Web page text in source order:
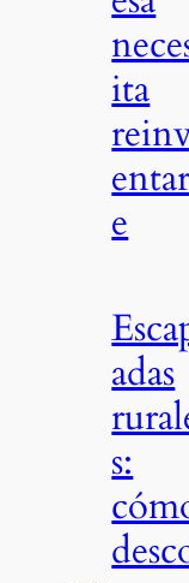
ita
e
adas
s: